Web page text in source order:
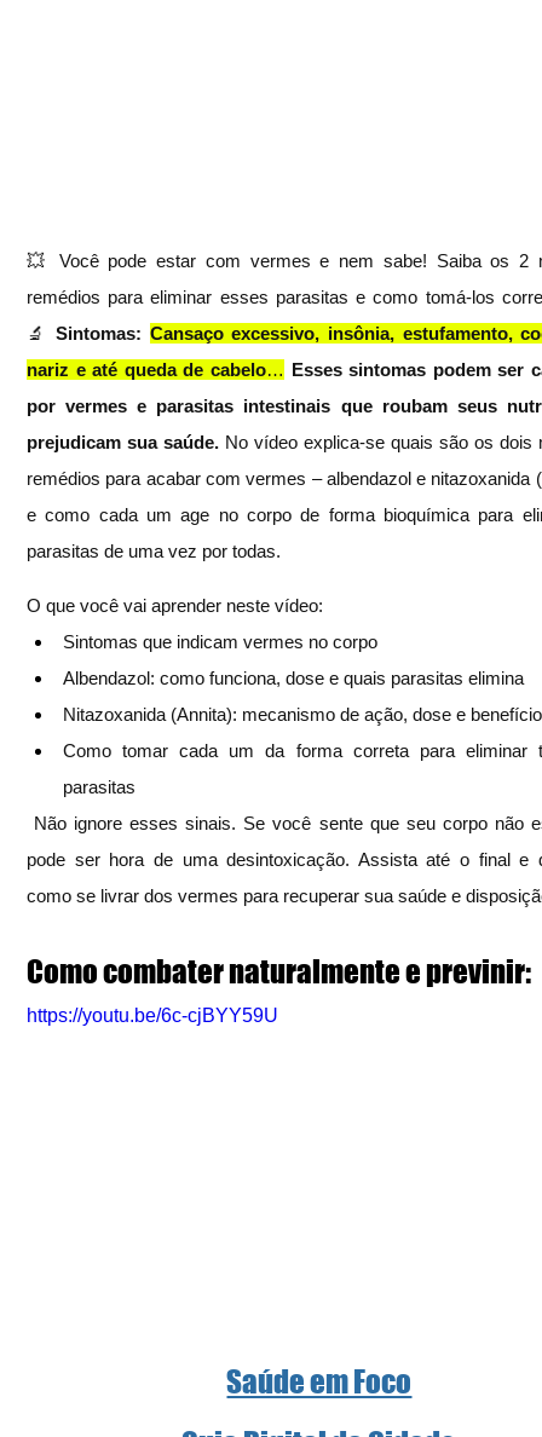
💥 Você pode estar com vermes e nem sabe! Saiba os 2
remédios para eliminar esses parasitas e como tomá-los
🔬
Sintomas: Cansaço excessivo, insônia, estufamento,
nariz e até queda de cabelo… Esses sintomas podem ser
por vermes e parasitas intestinais que roubam seus
prejudicam sua saúde. No vídeo explica-se quais são os dois
remédios para acabar com vermes – albendazol e nitazoxanida
e como cada um age no corpo de forma bioquímica para
parasitas de uma vez por todas.
O que você vai aprender neste vídeo:
Sintomas que indicam vermes no corpo
Albendazol: como funciona, dose e quais parasitas elimina
Nitazoxanida (Annita): mecanismo de ação, dose e
Como tomar cada um da forma correta para eliminar
parasitas
pode ser hora de uma desintoxicação. Assista até o final e
como se livrar dos vermes para recuperar sua saúde e
Como combater naturalmente e previnir:
https://youtu.be/6c-cjBYY59U
Saúde em Foco